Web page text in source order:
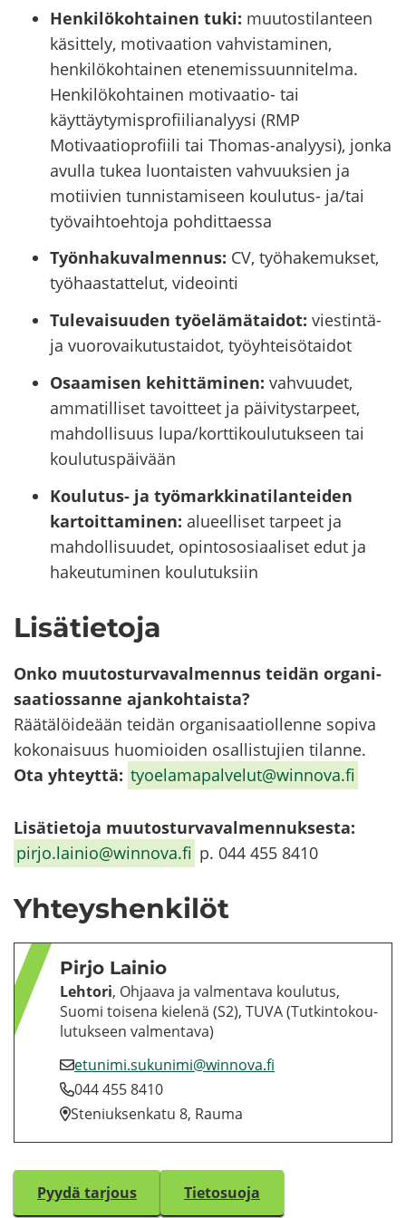
Henkilökohtainen tuki: muutostilanteen
käsittely, motivaation vahvistaminen,
henkilökohtainen etenemissuunnitelma.
Henkilökohtainen motivaatio- tai
käyttäytymisprofiilianalyysi (RMP
Motivaatioprofiili tai Thomas-analyysi), jonka
avulla tukea luontaisten vahvuuksien ja
motiivien tunnistamiseen koulutus- ja/tai
työvaihtoehtoja pohdittaessa
Työnhakuvalmennus: CV, työhakemukset,
työhaastattelut, videointi
Tulevaisuuden työelämätaidot: viestintä-
ja vuorovaikutustaidot, työyhteisötaidot
Osaamisen kehittäminen: vahvuudet,
ammatilliset tavoitteet ja päivitystarpeet,
mahdollisuus lupa/korttikoulutukseen tai
koulutuspäivään
Koulutus- ja työmarkkinatilanteiden
kartoittaminen: alueelliset tarpeet ja
mahdollisuudet, opintososiaaliset edut ja
hakeutuminen koulutuksiin
Li­sä­tie­to­ja
Onko muu­tos­tur­va­val­men­nus tei­dän or­ga­ni­
saa­tios­san­ne ajan­koh­tais­ta?
Rää­tä­löi­de­ään tei­dän or­ga­ni­saa­tiol­len­ne so­pi­va
ko­ko­nai­suus huo­mioi­den osal­lis­tu­jien ti­lan­ne.
Ota yh­teyt­tä: ty­oe­la­ma­pal­ve­lut@winnova.fi
Li­sä­tie­to­ja muu­tos­tur­va­val­men­nuk­ses­ta:
pirjo.lai­nio@winnova.fi p. 044 455 8410​
Yh­teys­hen­ki­löt
Pirjo Lai­nio
Leh­to­ri, Oh­jaa­va ja val­men­ta­va kou­lu­tus,
Suomi toi­se­na kie­le­nä (S2), TUVA (Tut­kin­to­kou­
lu­tuk­seen val­men­ta­va)
etu­ni­mi.su­ku­ni­mi@winnova.fi
044 455 8410
Ste­niuk­sen­ka­tu 8, Rauma
Pyydä tar­jous Tie­to­suo­ja